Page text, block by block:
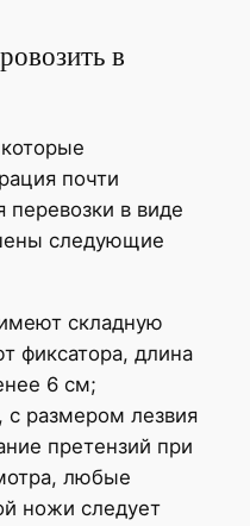
в
почти
перевозки в виде
следующие
складную
фиксатора, длина
6 см;
размером лезвия
претензий при
любые
ножи следует